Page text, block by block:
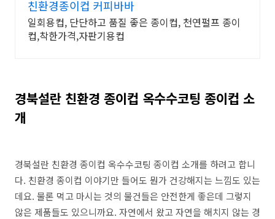
친환경종이컵 커피바바
일회용컵, 단단하고 품질 좋은 종이컵, 천연펄프 종이
컵,착한가격,자판기용컵
경북설란 친환경 종이컵 옥수수코팅 종이컵 소
개
경북설란 친환경 종이컵 옥수수코팅 종이컵 소개를 하려고 합니
다. 친환경 종이컵 이야기만 들어도 뭔가 건강해지는 느낌도 있는
데요. 물론 먹고 마시는 것의 물건들은 안전한게 좋은데 그렇지
않은 제품들도 있으니까요. 자연에서 왔고 자연을 해치지 않는 경